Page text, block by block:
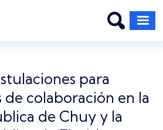
para
de colaboración en la
de Chuy y la